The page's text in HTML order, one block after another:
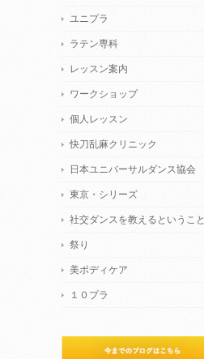
ユニプラ
ラテン専科
レッスン案内
ワークショップ
個人レッスン
快刀乱麻クリニック
日本ユニバーサルダンス協会
東京・シリーズ
社交ダンスを教えるということ
祭り
美ボディケア
１０プラ